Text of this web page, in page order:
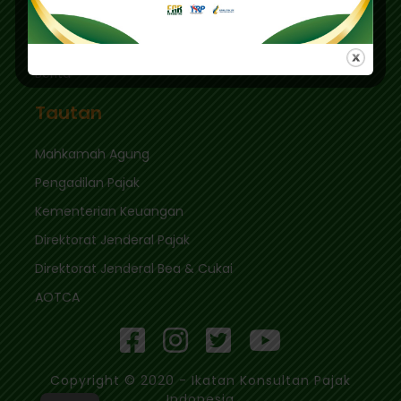
Masuk
Berita
Tautan
Mahkamah Agung
Pengadilan Pajak
Kementerian Keuangan
Direktorat Jenderal Pajak
Direktorat Jenderal Bea & Cukai
AOTCA
Copyright © 2020 - Ikatan Konsultan Pajak